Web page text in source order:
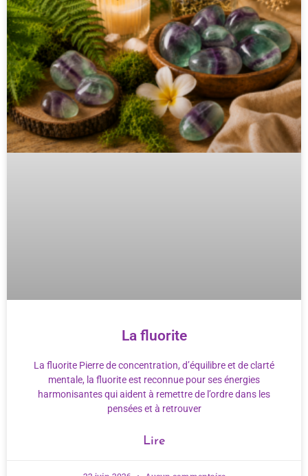
La fluorite
La fluorite Pierre de concentration, d’équilibre et de clarté
mentale, la fluorite est reconnue pour ses énergies
harmonisantes qui aident à remettre de l’ordre dans les
pensées et à retrouver
Lire